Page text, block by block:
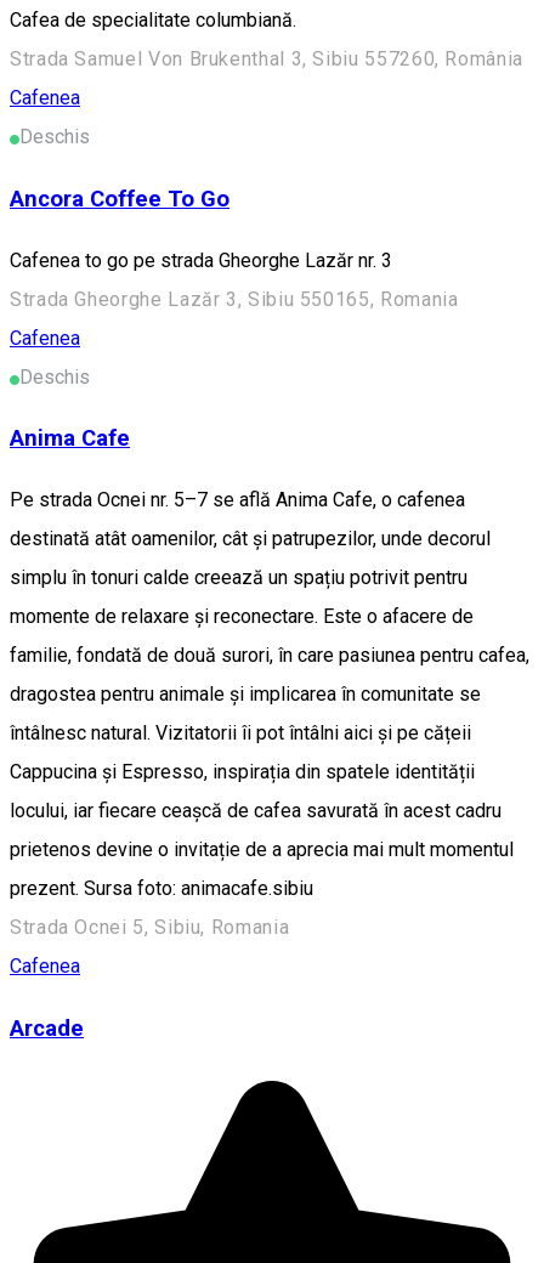
Cafea de specialitate columbiană.
Strada Samuel Von Brukenthal 3, Sibiu 557260, România
Cafenea
Deschis
Ancora Coffee To Go
Cafenea to go pe strada Gheorghe Lazăr nr. 3
Strada Gheorghe Lazăr 3, Sibiu 550165, Romania
Cafenea
Deschis
Anima Cafe
Pe strada Ocnei nr. 5–7 se află Anima Cafe, o cafenea
destinată atât oamenilor, cât și patrupezilor, unde decorul
simplu în tonuri calde creează un spațiu potrivit pentru
momente de relaxare și reconectare. Este o afacere de
familie, fondată de două surori, în care pasiunea pentru cafea,
dragostea pentru animale și implicarea în comunitate se
întâlnesc natural. Vizitatorii îi pot întâlni aici și pe cățeii
Cappucina și Espresso, inspirația din spatele identității
locului, iar fiecare ceașcă de cafea savurată în acest cadru
prietenos devine o invitație de a aprecia mai mult momentul
prezent. Sursa foto: animacafe.sibiu
Strada Ocnei 5, Sibiu, Romania
Cafenea
Arcade